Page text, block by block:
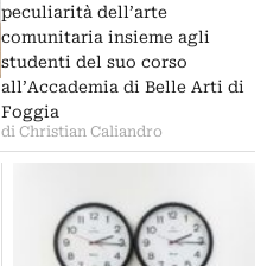
peculiarità dell’arte
comunitaria insieme agli
studenti del suo corso
all’Accademia di Belle Arti di
Foggia
di Christian Caliandro